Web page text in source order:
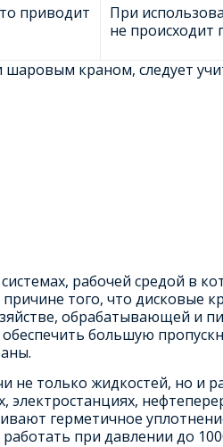
приводит
При
не происходит
краном, следует
рабочей средой в
того, что дисковые
обрабатывающей и
большую
только жидкостей, но и
герметичное
при давлении до